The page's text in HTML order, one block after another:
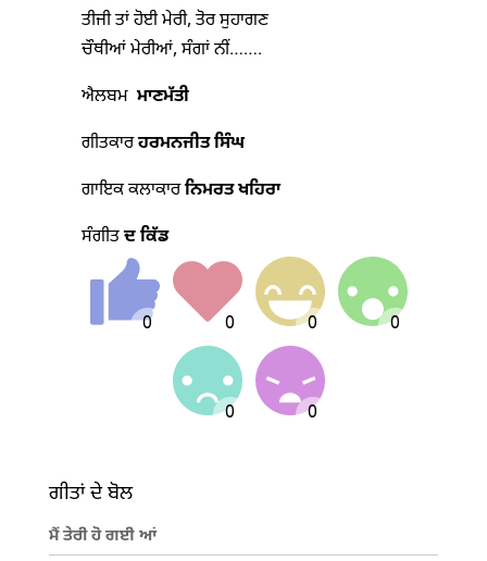
ਤੀਜੀ ਤਾਂ ਹੋਈ ਮੇਰੀ, ਤੋਰ ਸੁਹਾਗਣ
ਚੌਥੀਆਂ ਮੇਰੀਆਂ, ਸੰਗਾਂ ਨੀਂ…….
ਐਲਬਮਮਾਣਮੱਤੀ
ਗੀਤਕਾਰਹਰਮਨਜੀਤ ਸਿੰਘ
ਗਾਇਕ ਕਲਾਕਾਰਨਿਮਰਤ ਖਹਿਰਾ
ਸੰਗੀਤਦ ਕਿੱਡ
ਗੀਤਾਂ ਦੇ ਬੋਲ
ਮੈਂ ਤੇਰੀ ਹੋ ਗਈ ਆਂ